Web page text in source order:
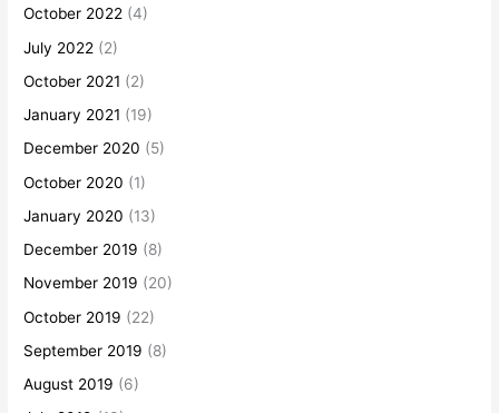
October 2022 (4)
July 2022 (2)
October 2021 (2)
January 2021 (19)
December 2020 (5)
October 2020 (1)
January 2020 (13)
December 2019 (8)
November 2019 (20)
October 2019 (22)
September 2019 (8)
August 2019 (6)